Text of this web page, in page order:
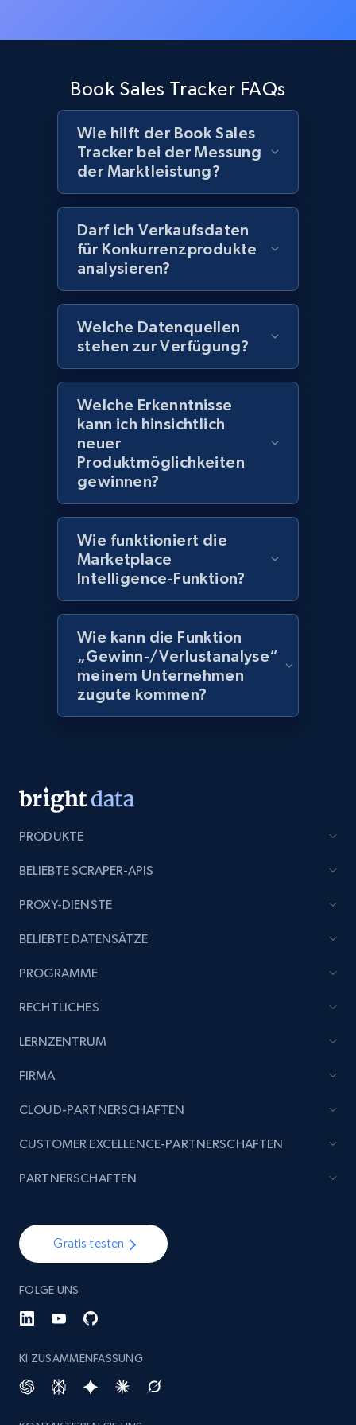
Book Sales Tracker FAQs
Wie hilft der Book Sales
Tracker bei der Messung
der Marktleistung?
Darf ich Verkaufsdaten
für Konkurrenzprodukte
analysieren?
Welche Datenquellen
stehen zur Verfügung?
Welche Erkenntnisse
kann ich hinsichtlich
neuer
Produktmöglichkeiten
gewinnen?
Wie funktioniert die
Marketplace
Intelligence-Funktion?
Wie kann die Funktion
„Gewinn-/Verlustanalyse“
meinem Unternehmen
zugute kommen?
PRODUKTE
BELIEBTE SCRAPER-APIS
PROXY-DIENSTE
BELIEBTE DATENSÄTZE
PROGRAMME
RECHTLICHES
LERNZENTRUM
FIRMA
Gratis testen
FOLGE UNS
KI ZUSAMMENFASSUNG
CLOUD-PARTNERSCHAFTEN
CUSTOMER EXCELLENCE-PARTNERSCHAFTEN
PARTNERSCHAFTEN